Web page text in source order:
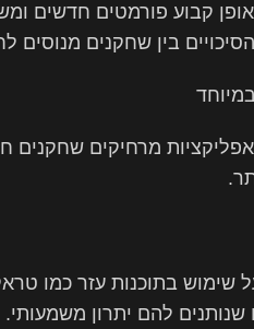
בין שחקנים מנוסים
מרחיקים שחקנים
להם יתרון משמעותי.